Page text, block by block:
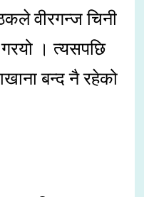
वीरगन्ज चिनी
गरयो । त्यसपछि
बन्द नै रहेको